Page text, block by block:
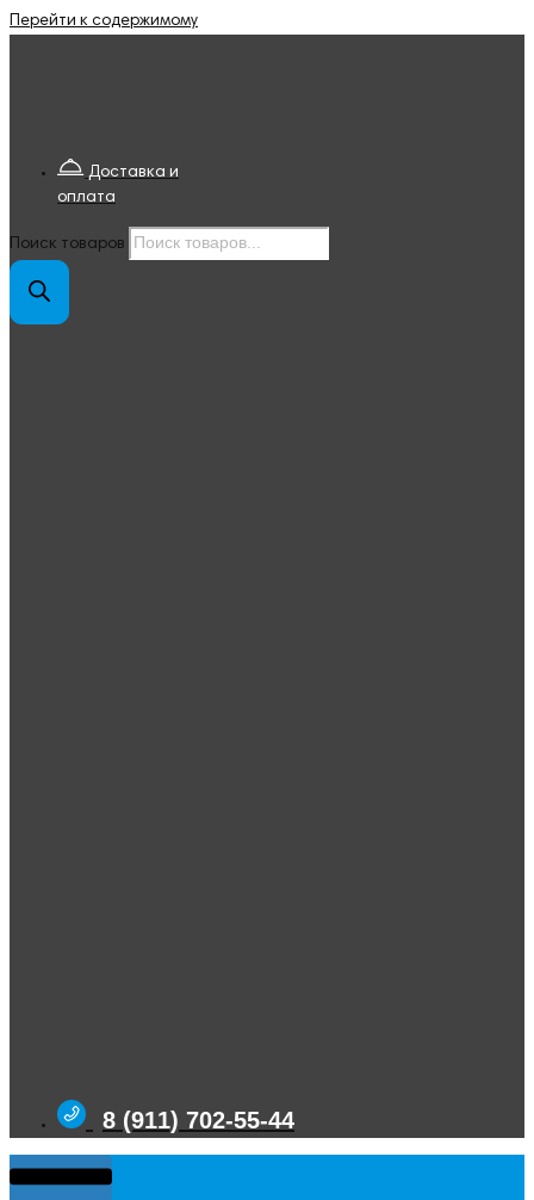
Перейти к содержимому
Доставка и
оплата
Поиск товаров
8 (911) 702-55-44